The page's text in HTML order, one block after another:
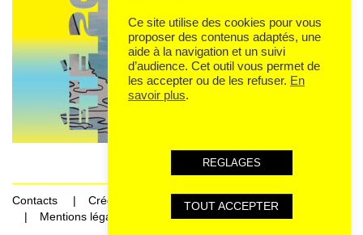
Contacts
Crédits
Mentions légales et données personnelles
Ce site utilise des cookies pour vous
proposer des contenus adaptés, une
aide à la navigation et un suivi
d’audience. Cet outil vous permet de
les accepter ou de les refuser. En
savoir plus.
REGLAGES
TOUT ACCEPTER